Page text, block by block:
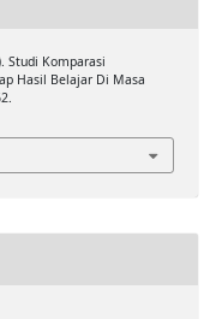
Studi Komparasi
Hasil Belajar Di Masa